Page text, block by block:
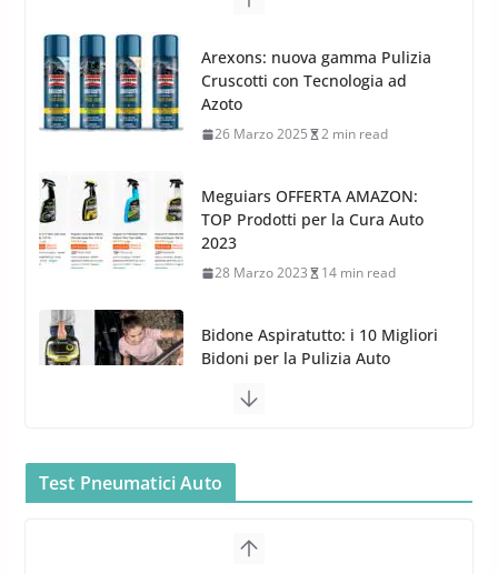
l’acquisizione di Reedijk
3 Dicembre 2024 3 min read
Meguiars OFFERTA AMAZON:
TOP Prodotti per la Cura Auto
2023
28 Marzo 2023 14 min read
Bidone Aspiratutto: i 10 Migliori
Bidoni per la Pulizia Auto
6 Maggio 2022
Gun per la tua Idropulitrice?
5 Maggio 2022 2 min read
Car Care
26 Marzo 2025 2 min read
Test Pneumatici Auto